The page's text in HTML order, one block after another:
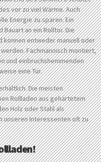
vor zu viel Wärme. Auch
Energie zu sparen. Ein
an ein Rolltor. Die
können entweder manuell oder
Fachmännisch montiert,
und einbruchshemmenden
eine Tür.
Die meisten
Rollladen aus gehärtetem
Holz oder Stahl als
unseren Interessenten oft zu